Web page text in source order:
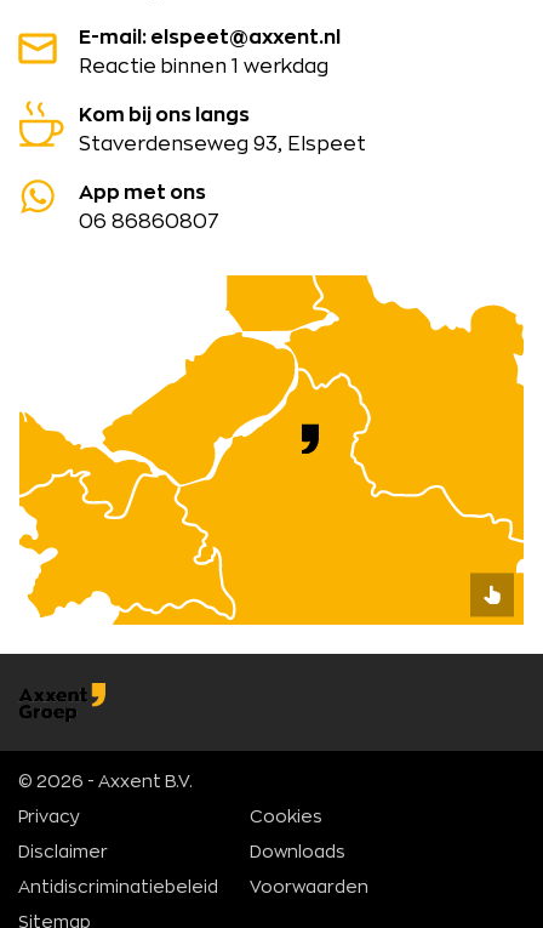
E-mail: elspeet@axxent.nl
Reactie binnen 1 werkdag
Kom bij ons langs
Staverdenseweg 93, Elspeet
App met ons
06 86860807
© 2026 - Axxent B.V.
Privacy Cookies
Disclaimer Downloads
Antidiscriminatiebeleid Voorwaarden
Sitemap